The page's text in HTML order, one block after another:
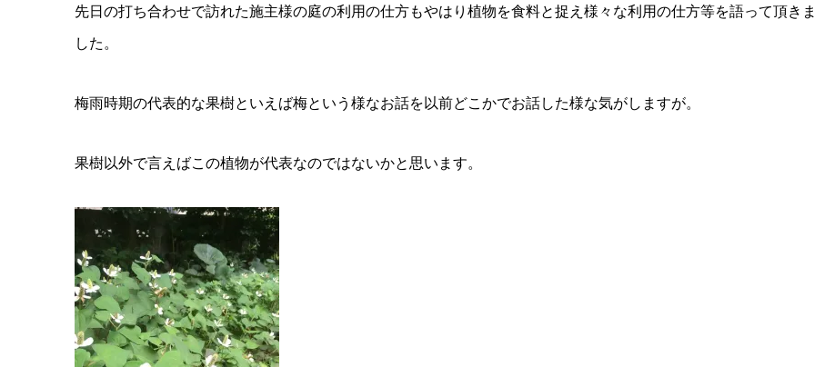
先日の打ち合わせで訪れた施主様の庭の利用の仕方もやはり植物を食料と捉え様々な利用の仕方等を語って頂きま
した。
梅雨時期の代表的な果樹といえば梅という様なお話を以前どこかでお話した様な気がしますが。
果樹以外で言えばこの植物が代表なのではないかと思います。